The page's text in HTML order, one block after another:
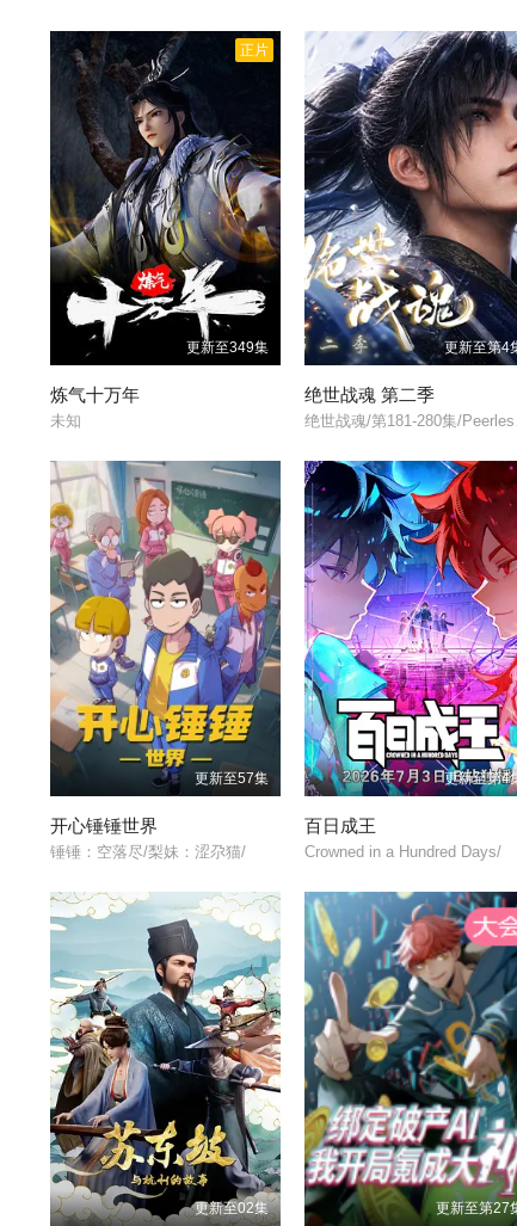
正片
更新至349集
炼气十万年
未知
更新至第4
绝世战魂 第二季
绝
更新至57集
开心锤锤世界
锤锤：空落尽/梨妹：涩尕猫/
更新至第4
百日成王
Crowned in a Hundred Days/
更新至02集 更新至第27